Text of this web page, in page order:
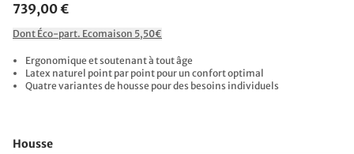
739,00 €
Dont Éco-part. Ecomaison 5,50€
Ergonomique et soutenant à tout âge
Latex naturel point par point pour un confort optimal
Quatre variantes de housse pour des besoins individuels
Housse